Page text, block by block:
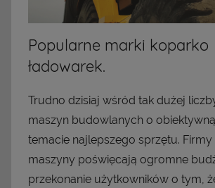
Popularne marki koparko
ładowarek.
Trudno dzisiaj wśród tak dużej
maszyn budowlanych o
temacie najlepszego sprzętu.
maszyny poświęcają ogromne
przekonanie użytkowników o tym,